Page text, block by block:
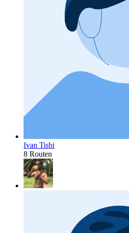
Ivan Tisbi
8 Routen